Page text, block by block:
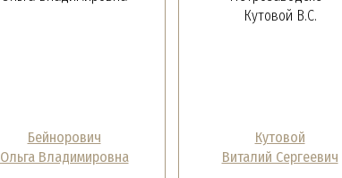
Бейнорович
Ольга Владимировна
Кутовой
Виталий Сергеевич